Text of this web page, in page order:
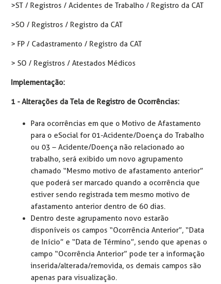
> ST / Registros / Acidentes de Trabalho / Registro da CAT
> SO / Registros / Registro da CAT
> FP / Cadastramento / Registro da CAT
> SO / Registros / Atestados Médicos
Implementação:
1 - Alterações da Tela de Registro de Ocorrências:
Para ocorrências em que o Motivo de Afastamento
para o eSocial for 01-Acidente/Doença do Trabalho
ou 03 – Acidente/Doença não relacionado ao
trabalho, será exibido um novo agrupamento
chamado “Mesmo motivo de afastamento anterior”
que poderá ser marcado quando a ocorrência que
estiver sendo registrada tem mesmo motivo de
afastamento anterior dentro de 60 dias.
Dentro deste agrupamento novo estarão
disponíveis os campos “Ocorrência Anterior”, “Data
de Início” e “Data de Término”, sendo que apenas o
campo “Ocorrência Anterior” pode ter a informação
inserida/alterada/removida, os demais campos são
apenas para visualização.